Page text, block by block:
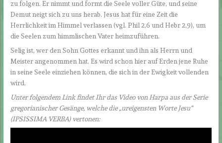
zu folgen. Er nimmt und formt die Seele voller Güte, und seine
Demut neigt sich zu uns herab. Jesus hat für eine Zeit die
Herrlichkeit im Himmel verlassen (vgl. Phil 2,6 und Hebr 2,9), um
die Seelen zum himmlischen Vater heimzuführen.
Selig ist, wer den Sohn Gottes erkannt und ihn als Herrn und
Meister angenommen hat. Es wird schon hier auf Erden jene Ruhe
in seine Seele einziehen können, die sich in der Ewigkeit vollenden
wird.
Unter folgendem Link findet Ihr das Video von Harpa aus der Serie
gregorianischer Gesänge, welche die „ureigensten Worte Jesu“
(IPSISSIMA VERBA) vertonen: